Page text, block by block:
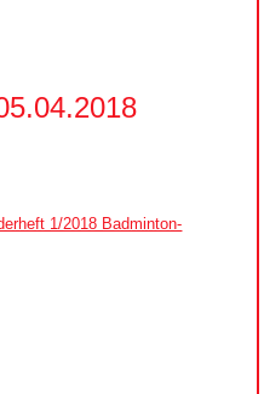
1/2018 Badminton-